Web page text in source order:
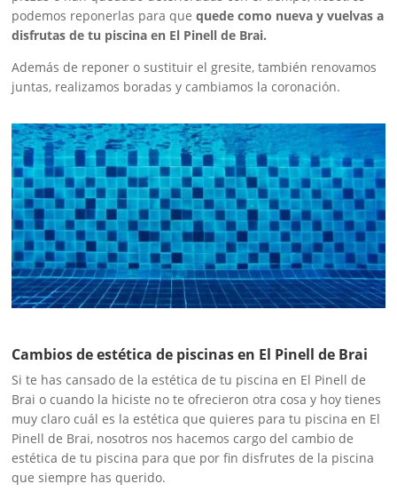
podemos reponerlas para quequede como nueva y vuelvas a
disfrutas de tu piscina en El Pinell de Brai.
Además de reponer o sustituir el gresite, también renovamos
juntas, realizamos boradas y cambiamos la coronación.
Cambios de estética de piscinas en El Pinell de Brai
Si te has cansado de la estética de tu piscina en El Pinell de
Brai o cuando la hiciste no te ofrecieron otra cosa y hoy tienes
muy claro cuál es la estética que quieres para tu piscina en El
Pinell de Brai, nosotros nos hacemos cargo del cambio de
estética de tu piscina para que por fin disfrutes de la piscina
que siempre has querido.